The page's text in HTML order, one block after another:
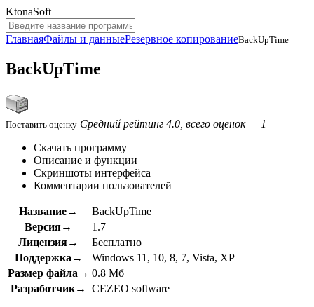
KtonaSoft
ГлавнаяФайлы и данныеРезервное копированиеBackUpTime
BackUpTime
Поставить оценку Средний рейтинг 4.0, всего оценок — 1
Скачать программу
Описание и функции
Скриншоты интерфейса
Комментарии пользователей
Название→
BackUpTime
Версия→
1.7
Лицензия→
Бесплатно
Поддержка→
Windows 11, 10, 8, 7, Vista, XP
Размер файла→ 0.8 Мб
Разработчик→
CEZEO software